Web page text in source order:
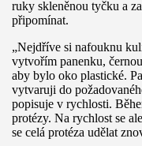
ruky skleněnou tyčku a
připomínat.
„Nejdříve si nafouknu
vytvořím panenku,
aby bylo oko plastické.
vytvaruji do
popisuje v rychlosti.
protézy. Na rychlost se
se celá protéza udělat